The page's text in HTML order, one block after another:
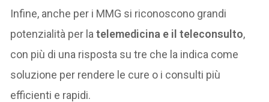
Infine, anche per i MMG si riconoscono grandi
potenzialità per latelemedicina e il teleconsulto,
con più di una risposta su tre che la indica come
soluzione per rendere le cure o i consulti più
efficienti e rapidi.